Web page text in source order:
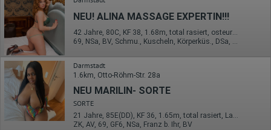
übermittelte IP-Adresse wird nicht mit anderen Daten von Google
zusammengeführt.
Erhobene Informationen zum Besucherverhalten sind folgende:
Herkunft (Land und Stadt)
Sprache
Betriebssystem
Gerät (PC, Tablet-PC oder Smartphone)
Browser und alle verwendeten Add-ons
Auflösung des Computers
Besucherquelle (Facebook, Suchmaschine oder
verweisende Webseite)
NEU! ALINA MASSAGE EXPERTIN!!!
69, NSa, BV, Schmu., Kuscheln, Körperküs., DSa, DSp
Darmstadt
1.6km, Otto-Röhm-Str. 28a
NEU MARILIN- SORTE
SORTE
21 Jahre, 85E(DD), KF 36, 1.65m, total rasiert, Latina
ZK, AV, 69, GF6, NSa, Franz b. Ihr, BV